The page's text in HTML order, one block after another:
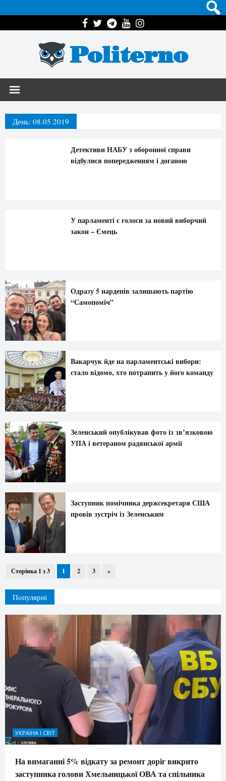
Politerno
День: 08.05.2019
Детективи НАБУ з оборонної справи
відбулися попередженням і доганою
У парламенті є голоси за новий виборчий
закон – Ємець
Одразу 5 нардепів залишають партію
“Самопоміч”
Вакарчук йде на парламентські вибори:
стало відомо, хто потрапить у його команду
Зеленський опублікував фото із зв’язковою
УПА і ветераном радянської армії
Заступник помічника держсекретаря США
провів зустріч із Зеленським
Сторінка 1 з 3 1 2 3 »
Популярні
УКРАЇНА І СВІТ
На вимаганні 5% відкату за ремонт доріг викрито
заступника голови Хмельницької ОВА та спільника